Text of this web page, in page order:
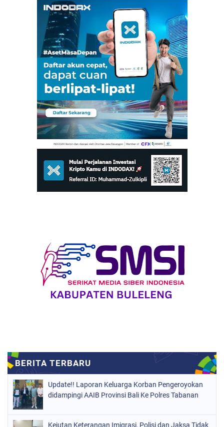
Update!! Laporan Keluarga Korban Pengeroyokan
didampingi AAIB Provinsi Bali Ke Polres Tabanan
Kejutan Keterangan Imigrasi, Polisi dan Jaksa Tidak